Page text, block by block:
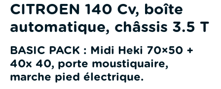
CITROEN 140 Cv, boîte
automatique, châssis 3.5 T
BASIC PACK : Midi Heki 70×50 +
40x 40, porte moustiquaire,
marche pied électrique.